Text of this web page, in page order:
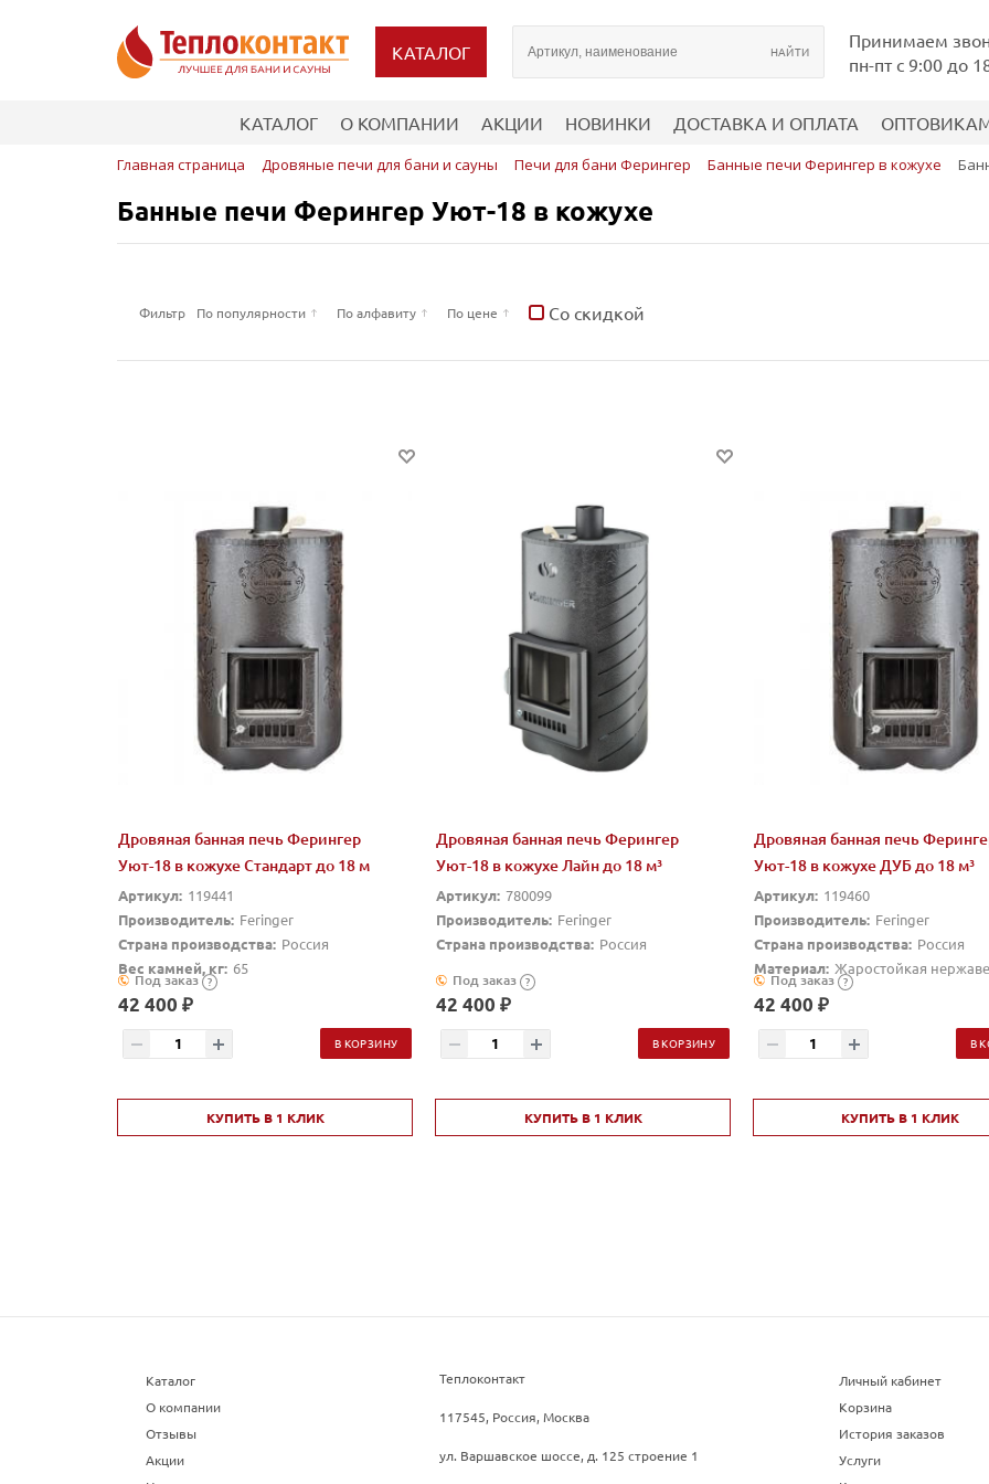
КАТАЛОГ
Принимаем
пн-пт с 9:00 до
КАТАЛОГ О КОМПАНИИ АКЦИИ НОВИНКИ ДОСТАВКА И ОПЛАТА
Главная страница Дровяные печи для бани и сауны Печи для бани Ферингер Банные печи Ферингер в кожухе
Банные печи Ферингер Уют-18 в кожухе
Фильтр По популярности По алфавиту По цене Со скидкой
Дровяная банная печь Ферингер
Уют-18 в кожухе Стандарт до 18 м
Артикул: 119441
Производитель: Feringer
Страна производства: Россия
Вес камней, кг: 65
Материал:
Жаростойкая нержавеющая
Под заказ ?
42 400 ₽
В КОРЗИНУ
КУПИТЬ В 1 КЛИК
Дровяная банная печь Ферингер
Уют-18 в кожухе Лайн до 18 м³
Артикул: 780099
Производитель: Feringer
Страна производства: Россия
Под заказ ?
42 400 ₽
В КОРЗИНУ
КУПИТЬ В 1 КЛИК
Дровяная банная печь
Уют-18 в кожухе ДУБ до 18 м³
Артикул: 119460
Производитель: Feringer
Страна производства: Россия
Материал: Жаростойкая
сталь AISI 439
Под заказ ?
42 400 ₽
В
КУПИТЬ В 1 КЛИК
Каталог
О компании
Отзывы
Акции
Теплоконтакт
117545, Россия, Москва
ул. Варшавское шоссе, д. 125 строение 1
Личный кабинет
Корзина
История заказов
Услуги